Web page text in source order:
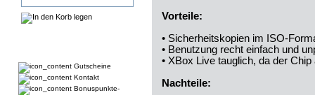
Gutscheine
Kontakt
Bonuspunkte-
Vorteile:
• Sicherheitskopien im ISO-
• Benutzung recht einfach und
• XBox Live tauglich, da der
Nachteile: